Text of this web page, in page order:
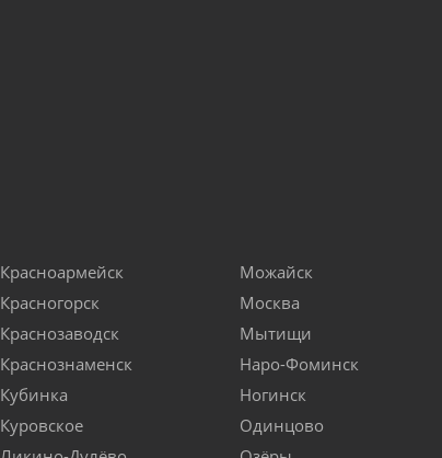
Красноармейск
Красногорск
Краснозаводск
Краснознаменск
Кубинка
Куровское
Можайск
Москва
Мытищи
Наро-Фоминск
Ногинск
Одинцово